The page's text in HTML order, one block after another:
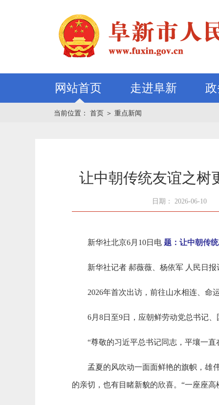
网站首页 走进阜新
当前位置： 首页 ＞ 重点新闻
让中朝传统友谊之
日期： 2026-06-10
新华社北京6月10日电 题：让中朝传
新华社记者 郝薇薇、杨依军 人民日
2026年首次出访，前往山水相连、
6月8日至9日，应朝鲜劳动党总书记
“尊敬的习近平总书记同志，平壤一直
孟夏的风吹动一面面鲜艳的旗帜，
的亲切，也有目睹新貌的欣喜。“一座座